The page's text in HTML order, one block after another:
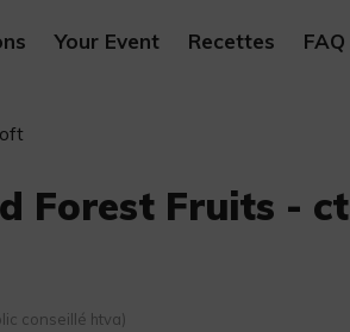
Your Event Recettes FAQ
Forest Fruits - ct
conseillé htva)